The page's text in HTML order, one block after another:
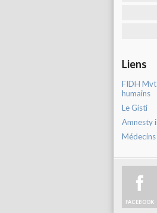
Liens
FIDH
humains
Le Gisti
Amnesty
FACEBOOK